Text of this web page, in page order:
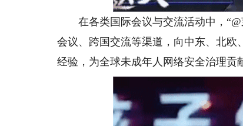
在各类国际会议与交流活动中，“@
会议、跨国交流等渠道，向中东、北
经验，为全球未成年人网络安全治理贡